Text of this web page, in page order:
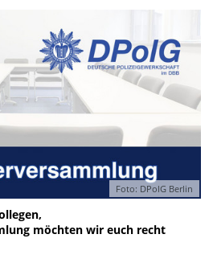
Foto: DPolG Berlin
möchten wir euch recht